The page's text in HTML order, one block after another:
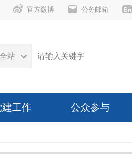
公务邮箱
官方微博
全站
建工作 公众参与